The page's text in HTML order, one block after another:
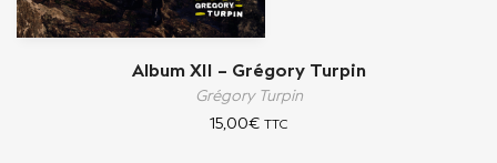
Album XII – Grégory Turpin
Grégory Turpin
15,00€ TTC